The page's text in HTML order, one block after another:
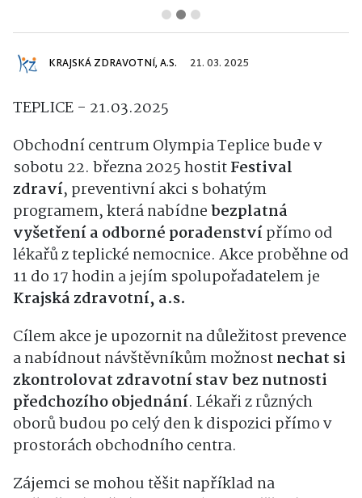
KRAJSKÁ ZDRAVOTNÍ, A.S. 21. 03. 2025
TEPLICE - 21.03.2025
Obchodní centrum Olympia Teplice bude v
sobotu 22. března 2025 hostitFestival
zdraví, preventivní akci s bohatým
programem, která nabídnebezplatná
vyšetření a odborné poradenstvípřímo od
lékařů z teplické nemocnice. Akce proběhne od
11 do 17 hodin a jejím spolupořadatelem je
Krajská zdravotní, a.s.
Cílem akce je upozornit na důležitost prevence
a nabídnout návštěvníkům možnostnechat si
zkontrolovat zdravotní stav bez nutnosti
předchozího objednání. Lékaři z různých
oborů budou po celý den k dispozici přímo v
prostorách obchodního centra.
Zájemci se mohou těšit například na